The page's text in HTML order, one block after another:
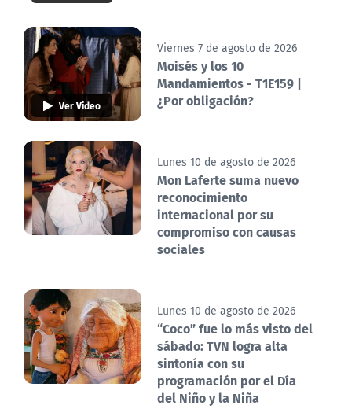
Ver Video
Viernes 7 de agosto de 2026
Moisés y los 10
Mandamientos - T1E159 |
¿Por obligación?
Lunes 10 de agosto de 2026
Mon Laferte suma nuevo
reconocimiento
internacional por su
compromiso con causas
sociales
Lunes 10 de agosto de 2026
“Coco” fue lo más visto del
sábado: TVN logra alta
sintonía con su
programación por el Día
del Niño y la Niña